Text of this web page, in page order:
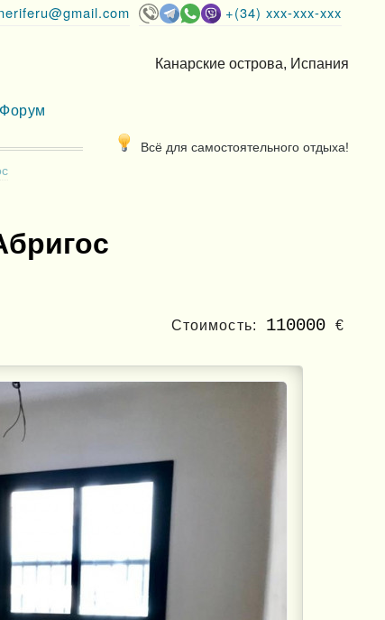
+(34) xxx-xxx-xxx
Канарские острова, Испания
Форум
Всё для самостоятельного отдыха!
Стоимость: 110000 €